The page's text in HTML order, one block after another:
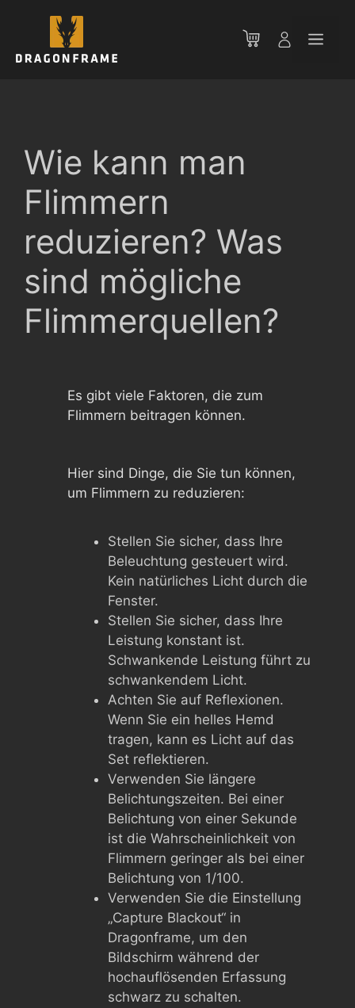
springen
Wie kann man
Flimmern
reduzieren? Was
sind mögliche
Flimmerquellen?
Es gibt viele Faktoren, die zum
Flimmern beitragen können.
Hier sind Dinge, die Sie tun können,
um Flimmern zu reduzieren:
Stellen Sie sicher, dass Ihre
Beleuchtung gesteuert wird.
Kein natürliches Licht durch die
Fenster.
Stellen Sie sicher, dass Ihre
Leistung konstant ist.
Schwankende Leistung führt zu
schwankendem Licht.
Achten Sie auf Reflexionen.
Wenn Sie ein helles Hemd
tragen, kann es Licht auf das
Set reflektieren.
Verwenden Sie längere
Belichtungszeiten. Bei einer
Belichtung von einer Sekunde
ist die Wahrscheinlichkeit von
Flimmern geringer als bei einer
Belichtung von 1/100.
Verwenden Sie die Einstellung
„Capture Blackout“ in
Dragonframe, um den
Bildschirm während der
hochauflösenden Erfassung
schwarz zu schalten.